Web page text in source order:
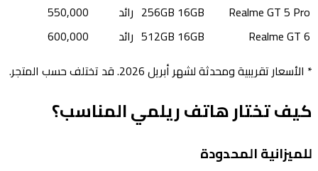
Realme GT 5 Pro
16GB
256GB رائد
550,000
Realme GT 6
16GB
512GB رائد
600,000
* الأسعار تقريبية ومحدثة لشهر أبريل 2026. قد تختلف حسب المتجر.
كيف تختار هاتف ريلمي المناسب؟
للميزانية المحدودة